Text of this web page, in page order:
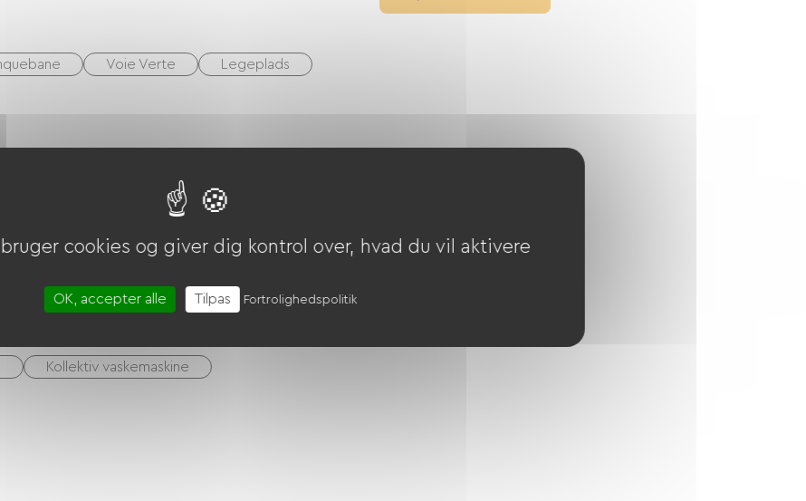
Voie Verte
Legeplads
Rengøring med tillæg
Mødelokale
Kollektiv vaskemaskine
cookies og giver dig kontrol over, hvad du vil aktivere
OK, accepter alle Tilpas Fortrolighedspolitik